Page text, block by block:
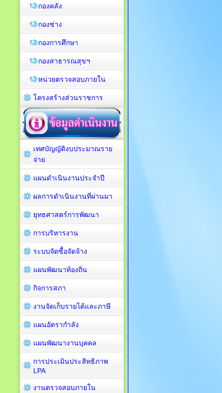
กองคลัง
กองช่าง
กองการศึกษา
กองสาธารณสุขฯ
หน่วยตรวจสอบภายใน
โครงสร้างส่วนราชการ
เทศบัญญัติงบประมาณราย
จ่าย
แผนดำเนินงานประจำปี
ผลการดำเนินงานที่ผ่านมา
ยุทธศาสตร์การพัฒนา
การบริหารงาน
ระบบจัดซื้อจัดจ้าง
แผนพัฒนาท้องถิ่น
กิจการสภา
งานจัดเก็บรายได้และภาษี
แผนอัตรากำลัง
แผนพัฒนางานบุคคล
การประเมินประสิทธิภาพ
LPA
งานตรวจสอบภายใน